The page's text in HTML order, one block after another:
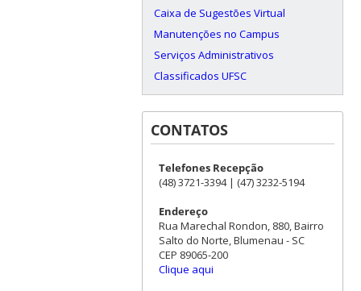
Caixa de Sugestões Virtual
Manutenções no Campus
Serviços Administrativos
Classificados UFSC
CONTATOS
Telefones Recepção
(48) 3721-3394 | (47) 3232-5194
Endereço
Rua Marechal Rondon, 880, Bairro
Salto do Norte, Blumenau - SC
CEP 89065-200
Clique aqui